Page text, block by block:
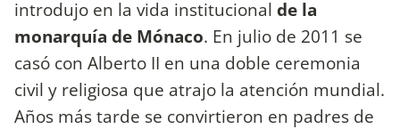
introdujo en la vida institucional de la
monarquía de Mónaco. En julio de 2011 se
casó con Alberto II en una doble ceremonia
civil y religiosa que atrajo la atención mundial.
Años más tarde se convirtieron en padres de